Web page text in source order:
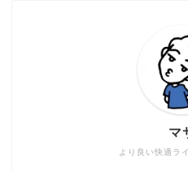
より良い快適ラ
マ